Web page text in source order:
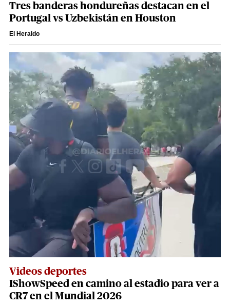
Tres banderas hondureñas destacan en el
Portugal vs Uzbekistán en Houston
El Heraldo
Videos deportes
IShowSpeed en camino al estadio para ver a
CR7 en el Mundial 2026